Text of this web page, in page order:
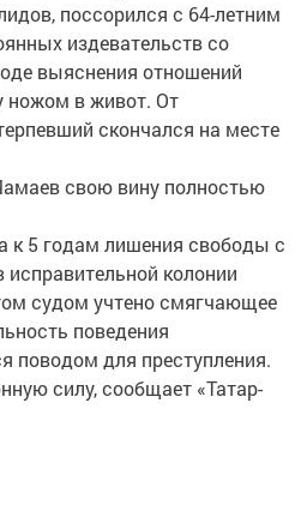
поссорился с 64-летним
издевательств со
выяснения отношений
ножом в живот. От
скончался на месте
свою вину полностью
к 5 годам лишения свободы с
колонии
судом учтено смягчающее
поведения
поводом для преступления.
силу, сообщает «Татар-